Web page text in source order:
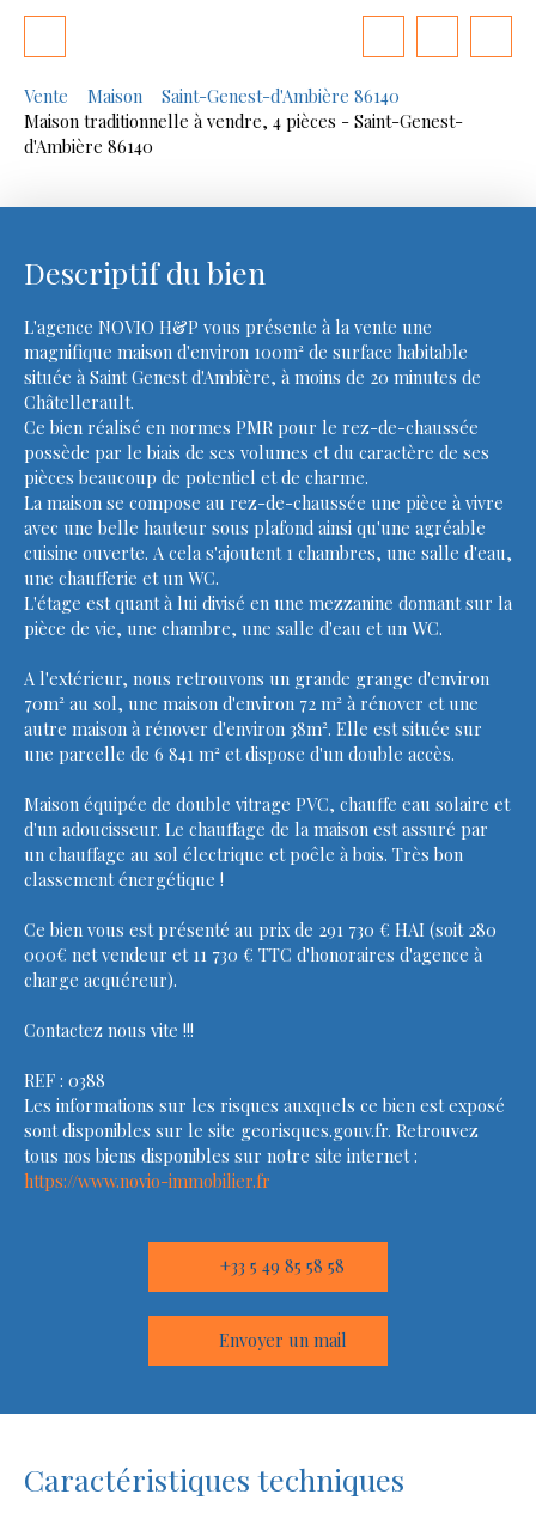
Vente Maison
Saint-Genest-d'Ambière 86140
Maison traditionnelle à vendre, 4 pièces - Saint-Genest-
d'Ambière 86140
Descriptif du bien
L'agence NOVIO H&P vous présente à la vente une
magnifique maison d'environ 100m² de surface habitable
située à Saint Genest d'Ambière, à moins de 20 minutes de
Châtellerault.
Ce bien réalisé en normes PMR pour le rez-de-chaussée
possède par le biais de ses volumes et du caractère de ses
pièces beaucoup de potentiel et de charme.
La maison se compose au rez-de-chaussée une pièce à vivre
avec une belle hauteur sous plafond ainsi qu'une agréable
cuisine ouverte. A cela s'ajoutent 1 chambres, une salle d'eau,
une chaufferie et un WC.
L'étage est quant à lui divisé en une mezzanine donnant sur la
pièce de vie, une chambre, une salle d'eau et un WC.
A l'extérieur, nous retrouvons un grande grange d'environ
70m² au sol, une maison d'environ 72 m² à rénover et une
autre maison à rénover d'environ 38m². Elle est située sur
une parcelle de 6 841 m² et dispose d'un double accès.
Maison équipée de double vitrage PVC, chauffe eau solaire et
d'un adoucisseur. Le chauffage de la maison est assuré par
un chauffage au sol électrique et poêle à bois. Très bon
classement énergétique !
Ce bien vous est présenté au prix de 291 730 € HAI (soit 280
000€ net vendeur et 11 730 € TTC d'honoraires d'agence à
charge acquéreur).
Contactez nous vite !!!
REF : 0388
Les informations sur les risques auxquels ce bien est exposé
sont disponibles sur le site georisques.gouv.fr. Retrouvez
tous nos biens disponibles sur notre site internet :
https://www.novio-immobilier.fr
+33 5 49 85 58 58
Envoyer un mail
Caractéristiques techniques